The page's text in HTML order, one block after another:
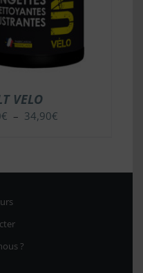
VELO
€ – 34,90€Plage
à
?